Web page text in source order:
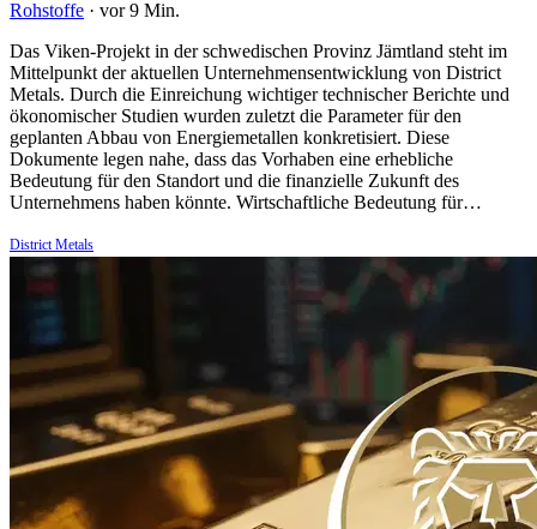
Rohstoffe · vor 9 Min.
Das Viken-Projekt in der schwedischen Provinz Jämtland steht im
Mittelpunkt der aktuellen Unternehmensentwicklung von District
Metals. Durch die Einreichung wichtiger technischer Berichte und
ökonomischer Studien wurden zuletzt die Parameter für den
geplanten Abbau von Energiemetallen konkretisiert. Diese
Dokumente legen nahe, dass das Vorhaben eine erhebliche
Bedeutung für den Standort und die finanzielle Zukunft des
Unternehmens haben könnte. Wirtschaftliche Bedeutung für…
District Metals